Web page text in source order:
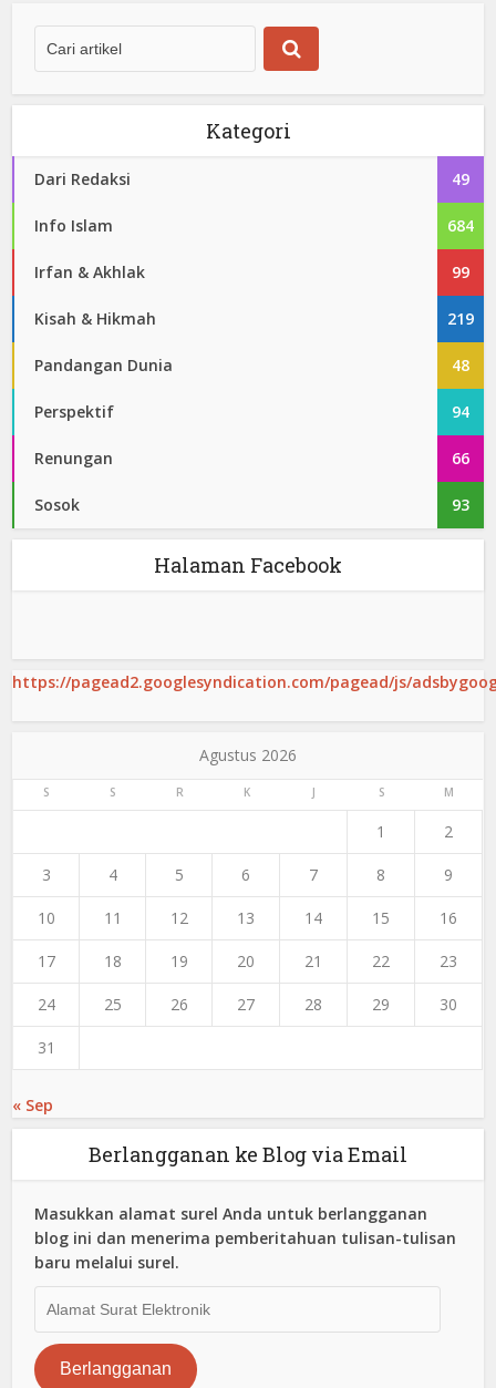
Kategori
Dari Redaksi 49
Info Islam 684
Irfan & Akhlak 99
Kisah & Hikmah 219
Pandangan Dunia 48
Perspektif 94
Renungan 66
Sosok 93
Halaman Facebook
https://pagead2.googlesyndication.com/pagead/js/
Agustus 2026
S S R K J S M
1 2
3 4 5 6 7 8 9
10 11 12 13 14 15 16
17 18 19 20 21 22 23
24 25 26 27 28 29 30
31
« Sep
Berlangganan ke Blog via Email
Masukkan alamat surel Anda untuk berlangganan
blog ini dan menerima pemberitahuan tulisan-tulisan
baru melalui surel.
Surat
Elektronik
Berlangganan